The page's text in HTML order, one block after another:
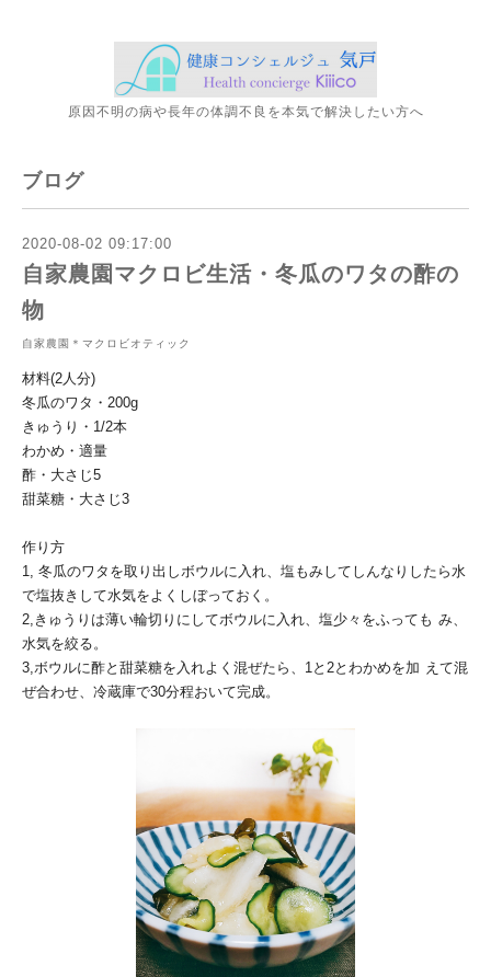
原因不明の病や長年の体調不良を本気で解決したい方へ
ブログ
2020-08-02 09:17:00
自家農園マクロビ生活・冬瓜のワタの酢の
物
自家農園＊マクロビオティック
材料(2人分)
冬瓜のワタ・200g
きゅうり・1/2本
わかめ・適量
酢・大さじ5
甜菜糖・大さじ3
作り方
1, 冬瓜のワタを取り出しボウルに入れ、塩もみしてしんなりしたら水
で塩抜きして水気をよくしぼっておく。
2,きゅうりは薄い輪切りにしてボウルに入れ、塩少々をふっても み、
水気を絞る。
3,ボウルに酢と甜菜糖を入れよく混ぜたら、1と2とわかめを加 えて混
ぜ合わせ、冷蔵庫で30分程おいて完成。